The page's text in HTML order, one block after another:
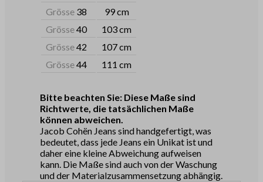
Grösse 38
99 cm
Grösse40
103 cm
Grösse42
107 cm
Grösse44 111 cm
Bitte beachten Sie: Diese Maße sind
Richtwerte, die tatsächlichen Maße
können abweichen.
Jacob Cohën Jeans sind handgefertigt, was
bedeutet, dass jede Jeans ein Unikat ist und
daher eine kleine Abweichung aufweisen
kann. Die Maße sind auch von der Waschung
und der Materialzusammensetzung abhängig.